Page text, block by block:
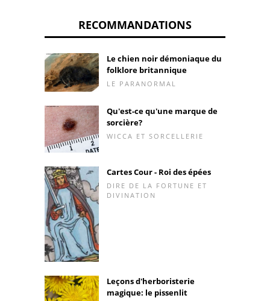
RECOMMANDATIONS
Le chien noir démoniaque du
folklore britannique
LE PARANORMAL
Qu'est-ce qu'une marque de
sorcière?
WICCA ET SORCELLERIE
Cartes Cour - Roi des épées
DIRE DE LA FORTUNE ET
DIVINATION
Leçons d'herboristerie
magique: le pissenlit